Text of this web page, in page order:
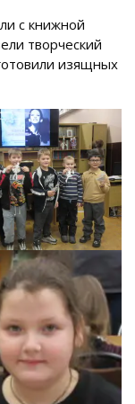
с книжной
творческий
изящных